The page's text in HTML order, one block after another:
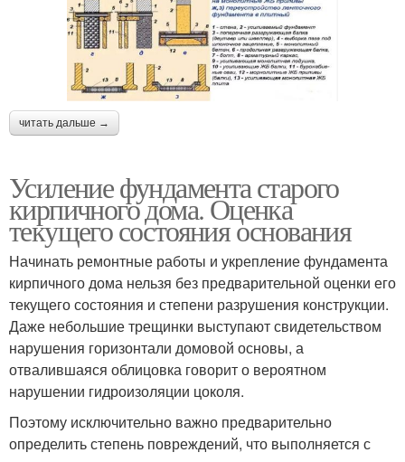
читать дальше →
Усиление фундамента старого
кирпичного дома. Оценка
текущего состояния основания
Начинать ремонтные работы и укрепление фундамента
кирпичного дома нельзя без предварительной оценки его
текущего состояния и степени разрушения конструкции.
Даже небольшие трещинки выступают свидетельством
нарушения горизонтали домовой основы, а
отвалившаяся облицовка говорит о вероятном
нарушении гидроизоляции цоколя.
Поэтому исключительно важно предварительно
определить степень повреждений, что выполняется с